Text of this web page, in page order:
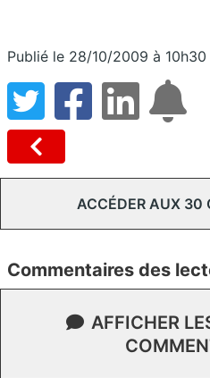
Publié le 28/10/2009 à 10h30
ACCÉDER AUX 30
Commentaires des
AFFICHER